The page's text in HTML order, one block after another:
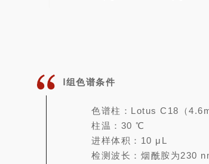
Ⅰ组色谱条件
色谱柱：Lotus C18（
柱温：30 ℃
进样体积：10 μL
检测波长：烟酰胺为230